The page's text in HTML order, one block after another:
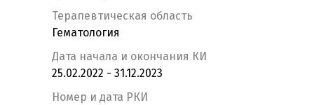
Терапевтическая область
Гематология
Дата начала и окончания КИ
25.02.2022 - 31.12.2023
Номер и дата РКИ